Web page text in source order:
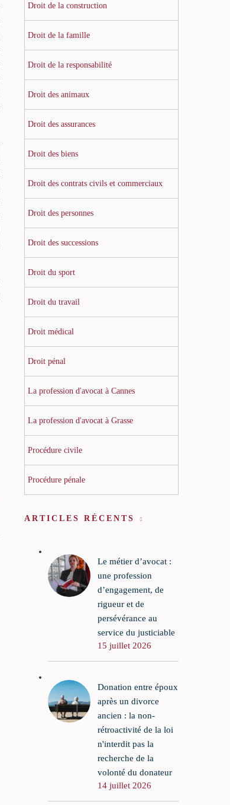
Droit de la construction
Droit de la famille
Droit de la responsabilité
Droit des animaux
Droit des assurances
Droit des biens
Droit des contrats civils et commerciaux
Droit des personnes
Droit des successions
Droit du sport
Droit du travail
Droit médical
Droit pénal
La profession d'avocat à Cannes
La profession d'avocat à Grasse
Procédure civile
Procédure pénale
ARTICLES RÉCENTS
Le métier d’avocat :
une profession
d’engagement, de
rigueur et de
persévérance au
service du justiciable
15 juillet 2026
Donation entre époux
après un divorce
ancien : la non-
rétroactivité de la loi
n'interdit pas la
recherche de la
volonté du donateur
14 juillet 2026